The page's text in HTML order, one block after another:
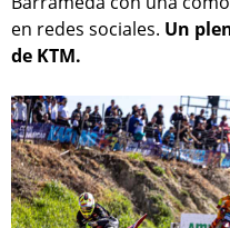
en redes sociales. Un
de KTM.